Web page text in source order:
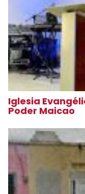
Iglesia
Poder Maicao